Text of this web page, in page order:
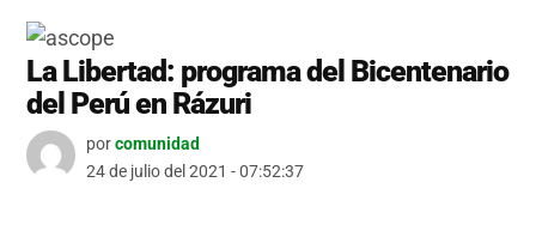
La Libertad: programa del Bicentenario
del Perú en Rázuri
porcomunidad
24 de julio del 2021 - 07:52:37